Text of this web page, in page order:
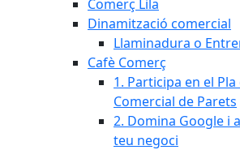
Comerç Lila
Dinamització comercial
Llaminadura o
Cafè Comerç
1. Participa en el
Comercial de Parets
2. Domina Google i
teu negoci